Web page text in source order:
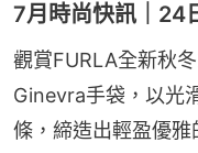
7月時尚快訊｜24
觀賞FURLA全新秋
Ginevra手袋，以光
條，締造出輕盈優